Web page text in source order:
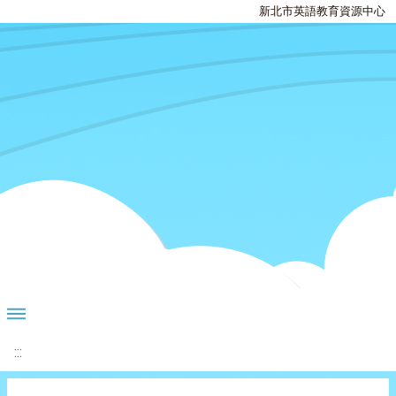
新北市英語教育資源中心
:::